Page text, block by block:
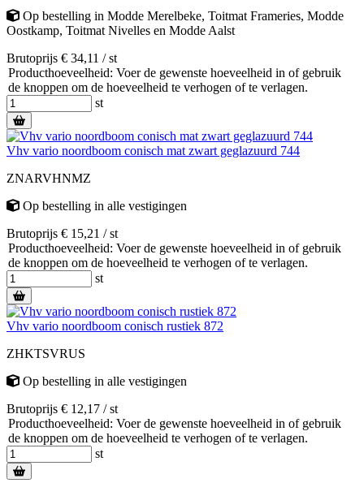
Op bestelling in Modde Merelbeke, Toitmat Frameries, Modde
Oostkamp, Toitmat Nivelles en Modde Aalst
Brutoprijs € 34,11 / st
Producthoeveelheid: Voer de gewenste hoeveelheid in of gebruik
de knoppen om de hoeveelheid te verhogen of te verlagen.
st
Vhv vario noordboom conisch mat zwart geglazuurd 744
ZNARVHNMZ
Op bestelling in alle vestigingen
Brutoprijs € 15,21 / st
Producthoeveelheid: Voer de gewenste hoeveelheid in of gebruik
de knoppen om de hoeveelheid te verhogen of te verlagen.
st
Vhv vario noordboom conisch rustiek 872
ZHKTSVRUS
Op bestelling in alle vestigingen
Brutoprijs € 12,17 / st
Producthoeveelheid: Voer de gewenste hoeveelheid in of gebruik
de knoppen om de hoeveelheid te verhogen of te verlagen.
st